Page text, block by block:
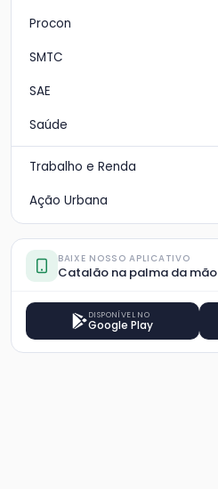
Procon
SMTC
SAE
Saúde
Trabalho e Renda
Ação Urbana
BAIXE NOSSO APLICATIVO
Catalão na palma da mão
DISPONÍVEL NO
Google Play